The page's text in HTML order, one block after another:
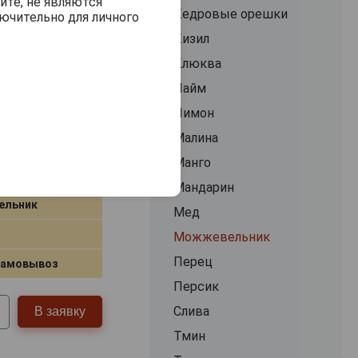
В заявку
Кедровые орешки
Кизил
Клюква
Лайм
Лимон
Малина
Манго
Мандарин
Мед
Можжевельник
Перец
Персик
Слива
Тмин
для личного